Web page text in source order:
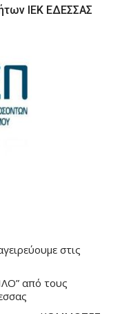
ΙΕΚ ΕΔΕΣΣΑΣ
στις
από τους